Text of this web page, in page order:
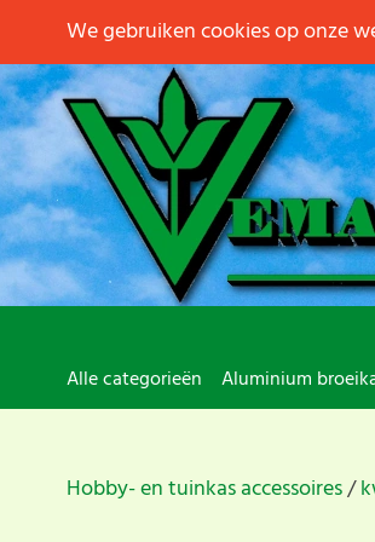
Alle categorieën Aluminium
Hobby- en tuinkas accessoires
We gebruiken cookies op onze